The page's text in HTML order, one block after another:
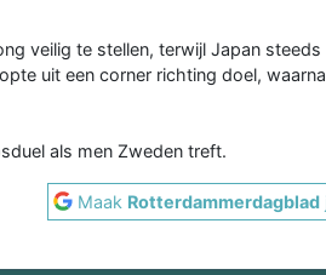
veilig te stellen, terwijl Japan
uit een corner richting doel,
als men Zweden treft.
Maak Rotterdammerdagblad